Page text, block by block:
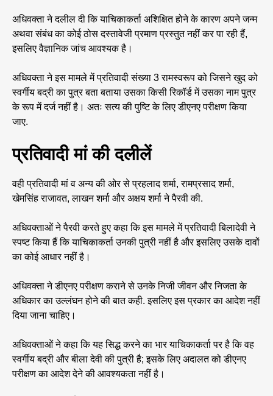
अधिवक्ता ने दलील दी कि याचिकाकर्ता अशिक्षित होने के कारण अपने जन्म
अथवा संबंध का कोई ठोस दस्तावेजी प्रमाण प्रस्तुत नहीं कर पा रही हैं,
इसलिए वैज्ञानिक जांच आवश्यक है।
अधिवक्ता ने इस मामले में प्रतिवादी संख्या 3 रामस्वरूप को जिसने खुद को
स्वर्गीय बद्री का पुत्र बता बताया उसका किसी रिकॉर्ड में उसका नाम पुत्र
के रूप में दर्ज नहीं है। अतः सत्य की पुष्टि के लिए डीएनए परीक्षण किया
जाए.
प्रतिवादी मां की दलीलें
वही प्रतिवादी मां व अन्य की ओर से प्रहलाद शर्मा, रामप्रसाद शर्मा,
खेमसिंह राजावत, लाखन शर्मा और अक्षय शर्मा ने पैरवी की.
अधिवक्ताओं ने पैरवी करते हुए कहा कि इस मामले में प्रतिवादी बिलादेवी ने
स्पष्ट किया हैं कि याचिकाकर्ता उनकी पुत्री नहीं है और इसलिए उसके दावों
का कोई आधार नहीं है।
अधिवक्ता ने डीएनए परीक्षण कराने से उनके निजी जीवन और निजता के
अधिकार का उल्लंघन होने की बात कही. इसलिए इस प्रकार का आदेश नहीं
दिया जाना चाहिए।
अधिवक्ताओं ने कहा कि यह सिद्ध करने का भार याचिकाकर्ता पर है कि वह
स्वर्गीय बद्री और बीला देवी की पुत्री है; इसके लिए अदालत को डीएनए
परीक्षण का आदेश देने की आवश्यकता नहीं है।